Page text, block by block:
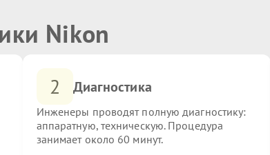
Nikon
2 Диагностика
Инженеры проводят полную диагностику:
аппаратную, техническую. Процедура
занимает около 60 минут.